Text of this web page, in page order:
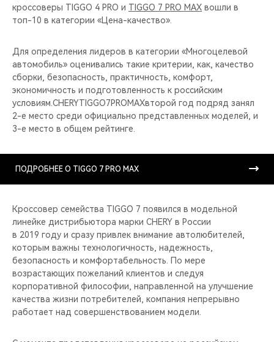
кроссоверы TIGGO 4 PRO и TIGGO 7 PRO MAX вошли в
топ-10 в категории «Цена-качество».
Для определения лидеров в категории «Многоцелевой
автомобиль» оценивались такие критерии, как, качество
сборки, безопасность, практичность, комфорт,
экономичность и подготовленность к российским
условиям.CHERYTIGGO7PROMAXвторой год подряд занял
2-е место среди официально представленных моделей, и
3-е место в общем рейтинге.
ПОДРОБНЕЕ О TIGGO 7 PRO MAX
Кроссовер семейства TIGGO 7 появился в модельной
линейке дистрибьютора марки CHERY в России
в 2019 году и сразу привлек внимание автолюбителей,
которым важны технологичность, надежность,
безопасность и комфортабельность. По мере
возрастающих пожеланий клиентов и следуя
корпоративной философии, направленной на улучшение
качества жизни потребителей, компания непрерывно
работает над совершенствованием модели.